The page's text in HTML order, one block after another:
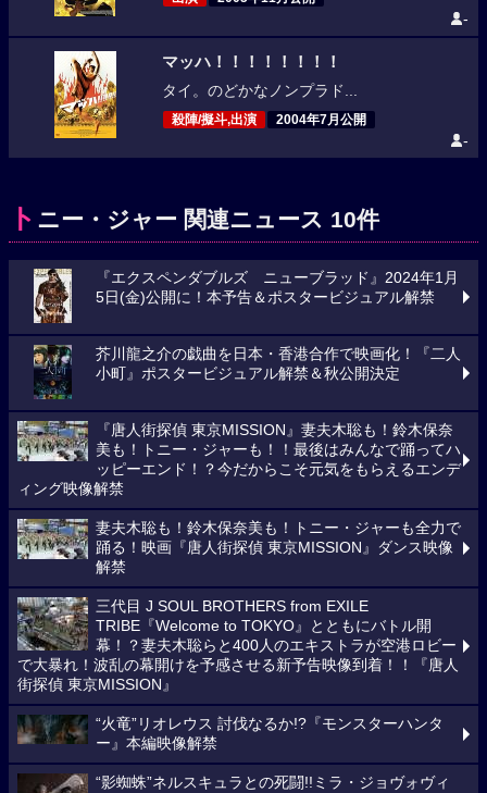
-
マッハ！！！！！！！！
タイ。のどかなノンプラド...
殺陣/擬斗,出演 2004年7月公開
-
ト ニー・ジャー 関連ニュース 10件
『エクスペンダブルズ ニューブラッド』2024年1月
5日(金)公開に！本予告＆ポスタービジュアル解禁
芥川龍之介の戯曲を日本・香港合作で映画化！『二人
小町』ポスタービジュアル解禁＆秋公開決定
『唐人街探偵 東京MISSION』妻夫木聡も！鈴木保奈
美も！トニー・ジャーも！！最後はみんなで踊ってハ
ッピーエンド！？今だからこそ元気をもらえるエンデ
ィング映像解禁
妻夫木聡も！鈴木保奈美も！トニー・ジャーも全力で
踊る！映画『唐人街探偵 東京MISSION』ダンス映像
解禁
三代目 J SOUL BROTHERS from EXILE
TRIBE『Welcome to TOKYO』とともにバトル開
幕！？妻夫木聡らと400人のエキストラが空港ロビー
で大暴れ！波乱の幕開けを予感させる新予告映像到着！！『唐人
街探偵 東京MISSION』
“火竜”リオレウス 討伐なるか!?『モンスターハンタ
ー』本編映像解禁
“影蜘蛛”ネルスキュラとの死闘!!ミラ・ジョヴォヴィ